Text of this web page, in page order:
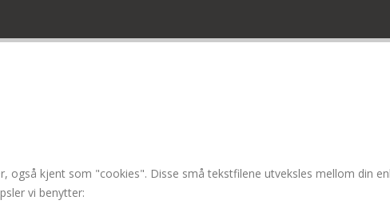
også kjent som "cookies". Disse små tekstfilene utveksles mellom din
vi benytter: